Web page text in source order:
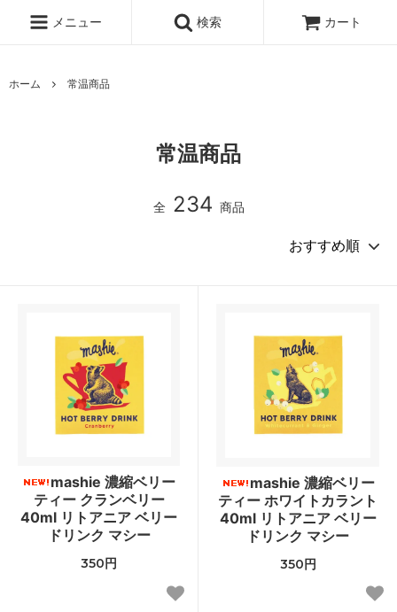
メニュー 検索 カート
ホーム 常温商品
常温商品
全 234 商品
mashie 濃縮ベリー
ティー クランベリー
40ml リトアニア ベリー
ドリンク マシー
350円
mashie 濃縮ベリー
ティー ホワイトカラント
40ml リトアニア ベリー
ドリンク マシー
350円